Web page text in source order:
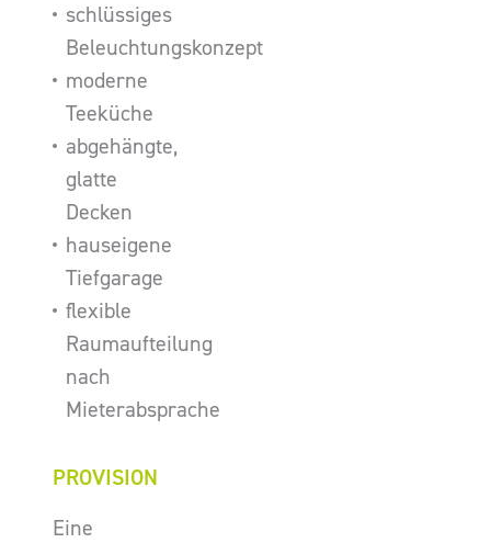
schlüssiges
Beleuchtungskonzept
moderne
Teeküche
abgehängte,
glatte
Decken
hauseigene
Tiefgarage
flexible
Raumaufteilung
nach
Mieterabsprache
PROVISION
Eine